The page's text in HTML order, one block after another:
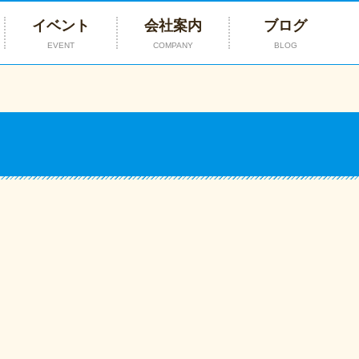
イベント
EVENT
会社案内
COMPANY
ブログ
BLOG